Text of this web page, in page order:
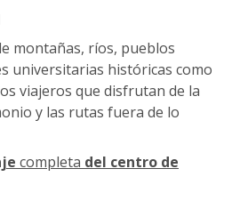
montañas, ríos, pueblos
universitarias históricas como
viajeros que disfrutan de la
y las rutas fuera de lo
completa del centro de